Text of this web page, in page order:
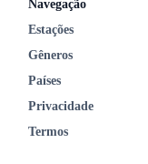
Navegação
Estações
Gêneros
Países
Privacidade
Termos